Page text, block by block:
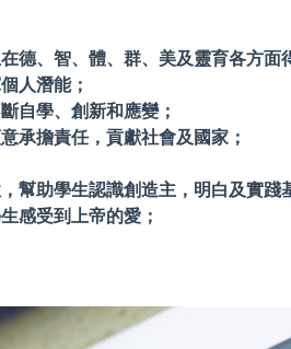
德、智、體、群、美及靈育各方面
人潛能；
自學、創新和應變；
承擔責任，貢獻社會及國家；
幫助學生認識創造主，明白及實踐
感受到上帝的愛；